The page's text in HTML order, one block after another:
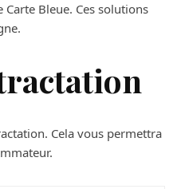
Bleue. Ces solutions
Cela vous permettra